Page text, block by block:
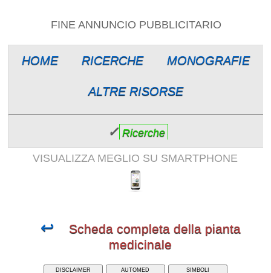
FINE ANNUNCIO PUBBLICITARIO
HOME RICERCHE MONOGRAFIE
ALTRE RISORSE
✓ Ricerche
VISUALIZZA MEGLIO SU SMARTPHONE
↩ Scheda completa della pianta
medicinale
DISCLAIMER AUTOMED SIMBOLI